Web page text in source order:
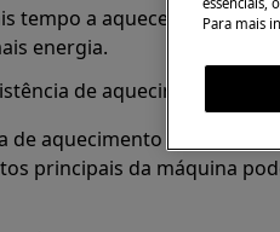
tempo a aquecer a água.
energia.
de aquecimento será
de aquecimento pode partir.
principais da máquina
Para mais